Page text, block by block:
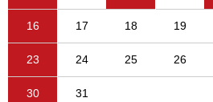
16 17 18 19
23 24 25 26
30 31